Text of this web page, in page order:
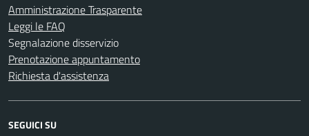
Amministrazione Trasparente
Leggi le FAQ
Segnalazione disservizio
Prenotazione appuntamento
Richiesta d'assistenza
SEGUICI SU